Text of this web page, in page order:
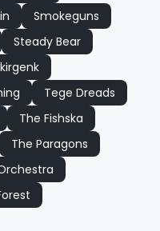
Smokeguns
Steady Bear
Tege Dreads
The Fishska
The Paragons